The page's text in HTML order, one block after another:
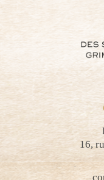
16,